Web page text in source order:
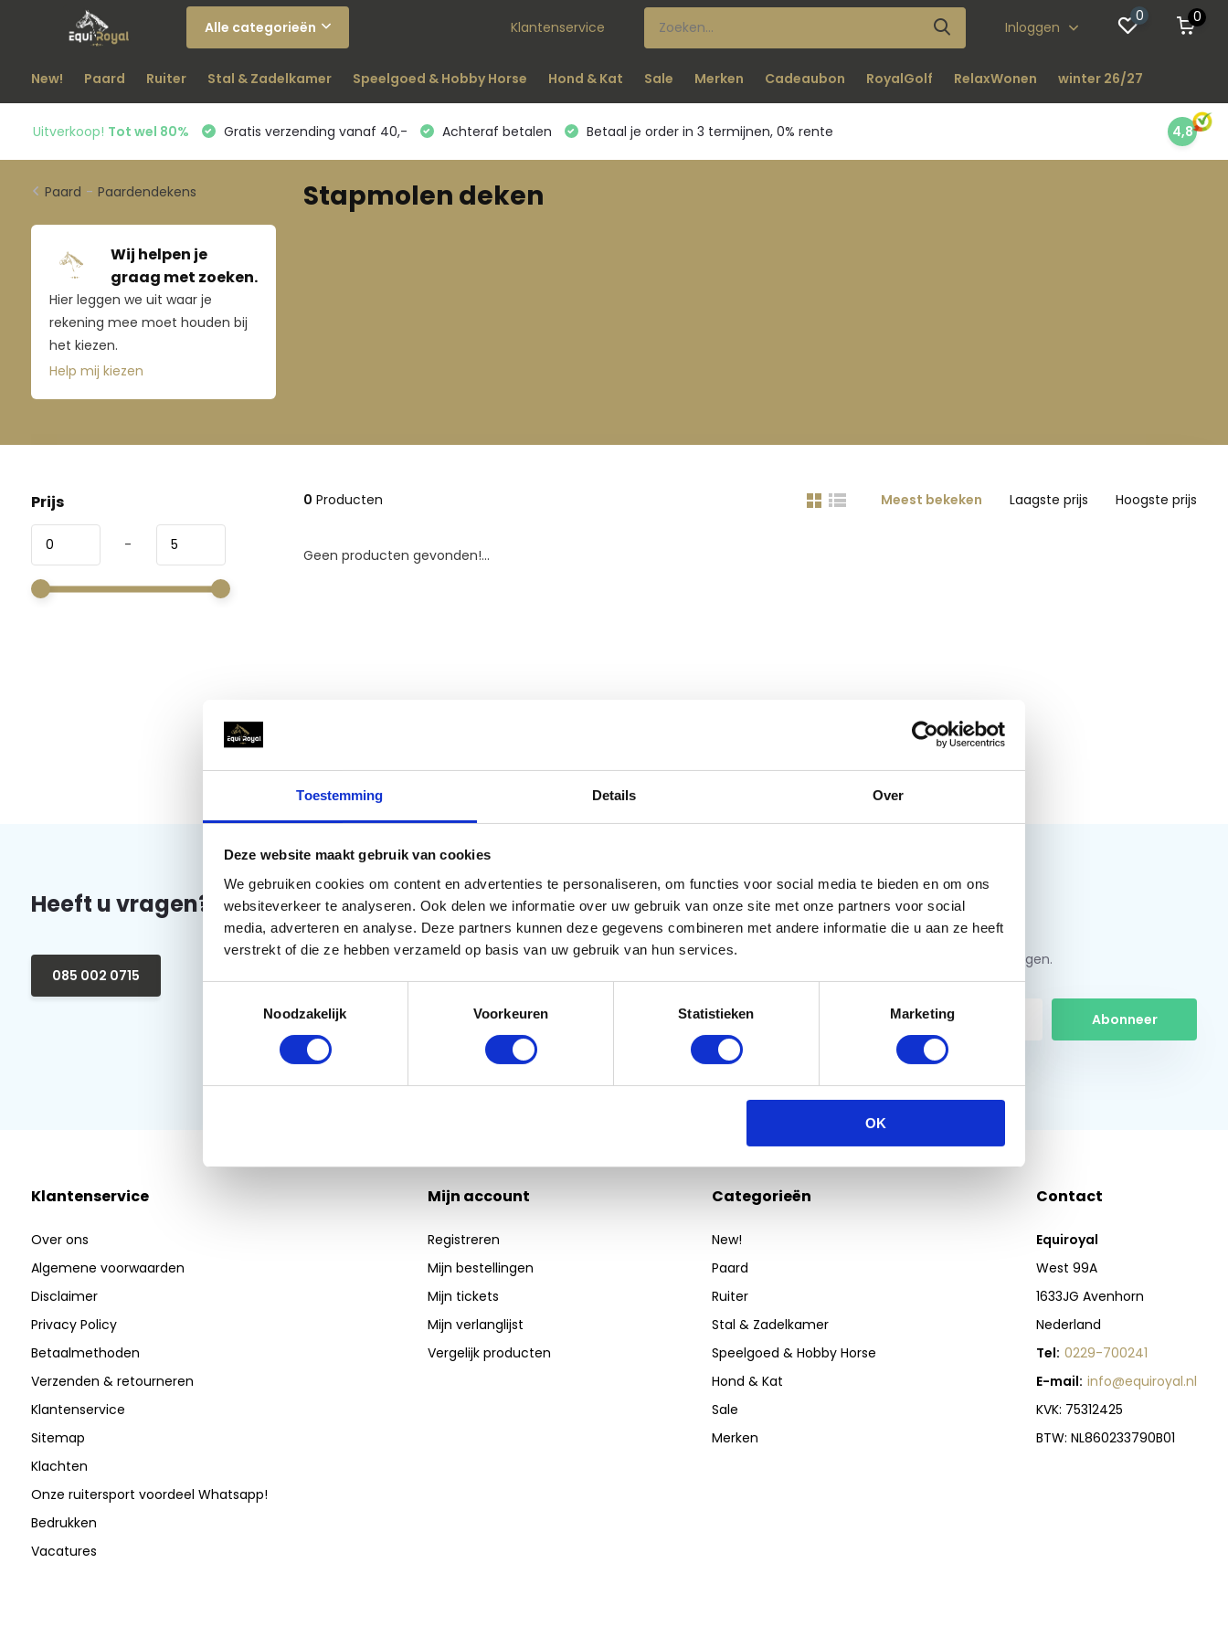
Toestemming Details Over
Deze website maakt gebruik van cookies
We gebruiken cookies om content en advertenties te personaliseren, om functies voor social media te bieden en om ons
websiteverkeer te analyseren. Ook delen we informatie over uw gebruik van onze site met onze partners voor social
media, adverteren en analyse. Deze partners kunnen deze gegevens combineren met andere informatie die u aan ze heeft
verstrekt of die ze hebben verzameld op basis van uw gebruik van hun services.
Noodzakelijk
Voorkeuren Statistieken Marketing
OK
Alle categorieën Klantenservice Inloggen
0 0
New! Paard Ruiter Stal & Zadelkamer Speelgoed & Hobby Horse Hond & Kat Sale Merken Cadeaubon RoyalGolf RelaxWonen winter 26/27
Uitverkoop! Tot wel 80% Gratis verzending vanaf 40,- Achteraf betalen Betaal je order in 3 termijnen, 0% rente 4,8
Paard - Paardendekens
Wij helpen je
graag met zoeken.
Hier leggen we uit waar je
rekening mee moet houden bij
het kiezen.
Help mij kiezen
Stapmolen deken
Prijs
-
0 Producten Meest bekeken Laagste prijs Hoogste prijs
Geen producten gevonden!...
Heeft u vragen?
085 002 0715
Bel of mail ons!
Binnen 24 uur antwoord op je vraag!
0229-700241
info@equiroyal.nl
Schrijf u in en ontvang de beste kortingen.
Abonneer
* Lees hier de wettelijke beperkingen
Klantenservice
Over ons
Algemene voorwaarden
Disclaimer
Privacy Policy
Betaalmethoden
Verzenden & retourneren
Klantenservice
Sitemap
Klachten
Onze ruitersport voordeel Whatsapp!
Bedrukken
Vacatures
Mijn account
Registreren
Mijn bestellingen
Mijn tickets
Mijn verlanglijst
Vergelijk producten
Categorieën
New!
Paard
Ruiter
Stal & Zadelkamer
Speelgoed & Hobby Horse
Hond & Kat
Sale
Merken
Contact
Equiroyal
West 99A
1633JG Avenhorn
Nederland
Tel: 0229-700241
E-mail: info@equiroyal.nl
KVK: 75312425
BTW: NL860233790B01